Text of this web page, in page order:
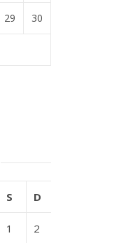
29 30
S D
1 2